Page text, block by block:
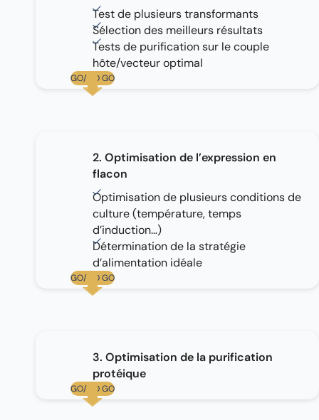
Test de plusieurs transformants
Sélection des meilleurs résultats
Tests de purification sur le couple
hôte/vecteur optimal
GO/NO GO
2. Optimisation de l’expression en
flacon
Optimisation de plusieurs conditions de
culture (température, temps
d’induction…)
Détermination de la stratégie
d’alimentation idéale
GO/NO GO
3. Optimisation de la purification
protéique
GO/NO GO